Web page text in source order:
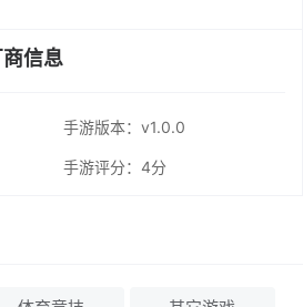
信息
手游版本：v1.0.0
手游评分： 4分